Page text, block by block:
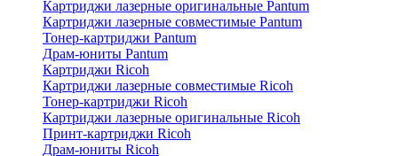
Картриджи лазерные оригинальные Pantum
Картриджи лазерные совместимые Pantum
Тонер-картриджи Pantum
Драм-юниты Pantum
Картриджи Ricoh
Картриджи лазерные совместимые Ricoh
Тонер-картриджи Ricoh
Картриджи лазерные оригинальные Ricoh
Принт-картриджи Ricoh
Драм-юниты Ricoh